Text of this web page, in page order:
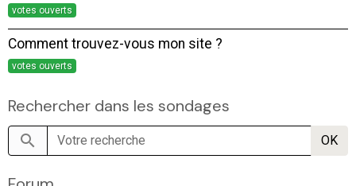
votes ouverts
Comment trouvez-vous mon site ?
votes ouverts
Rechercher dans les sondages
OK